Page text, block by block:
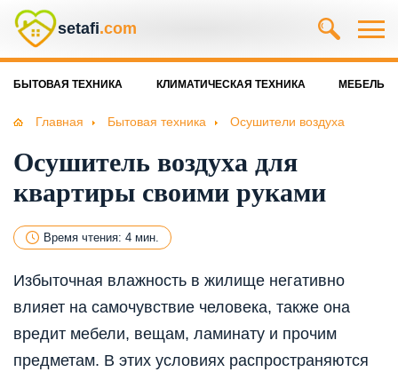
setafi.com
БЫТОВАЯ ТЕХНИКА КЛИМАТИЧЕСКАЯ ТЕХНИКА МЕБЕЛЬ
Главная Бытовая техника Осушители воздуха
Осушитель воздуха для
квартиры своими руками
Время чтения: 4 мин.
Избыточная влажность в жилище негативно
влияет на самочувствие человека, также она
вредит мебели, вещам, ламинату и прочим
предметам. В этих условиях распространяются